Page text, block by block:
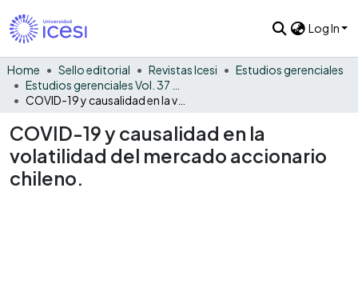
Log In
Home Sello editorial Revistas Icesi
Estudios gerenciales
COVID-19 y causalidad en la
volatilidad del mercado accionario
chileno.